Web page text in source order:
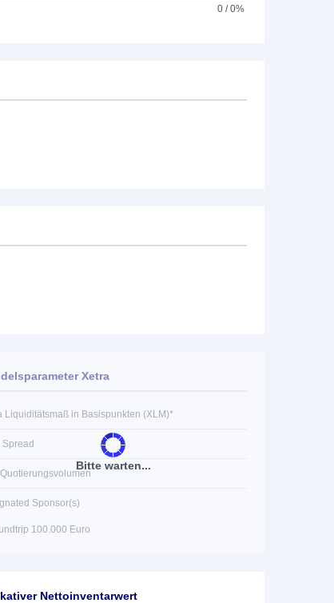
0 / 0%
Bitte warten...
Xetra
Liquiditätsmaß in Basispunkten (XLM)*
Spread
Sponsor(s)
100.000 Euro
Nettoinventarwert